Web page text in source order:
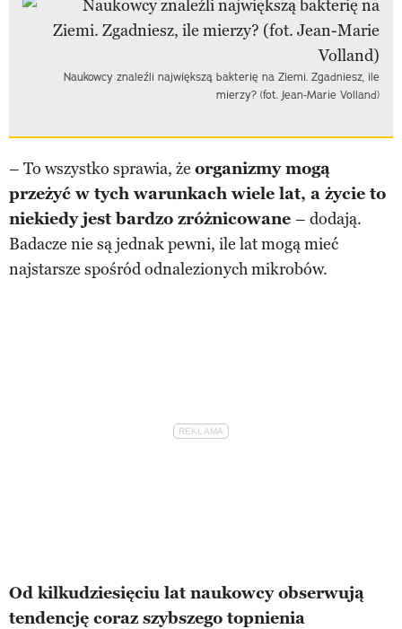
Naukowcy znaleźli największą bakterię na Ziemi. Zgadniesz, ile
mierzy? (fot. Jean-Marie Volland)
– To wszystko sprawia, że organizmy mogą
przeżyć w tych warunkach wiele lat, a życie to
niekiedy jest bardzo zróżnicowane – dodają.
Badacze nie są jednak pewni, ile lat mogą mieć
najstarsze spośród odnalezionych mikrobów.
Od kilkudziesięciu lat naukowcy obserwują
tendencję coraz szybszego topnienia